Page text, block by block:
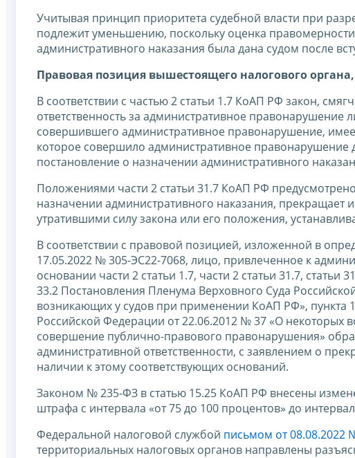
Учитывая принцип приоритета судебной власти при
подлежит уменьшению, поскольку оценка
административного наказания была дана судом после
Правовая позиция вышестоящего налогового
В соответствии с частью 2 статьи 1.7 КоАП РФ закон,
ответственность за административное
совершившего административное правонарушение,
которое совершило административное правонарушение
постановление о назначении административного
Положениями части 2 статьи 31.7 КоАП РФ
назначении административного наказания, прекращает
утратившими силу закона или его положения,
В соответствии с правовой позицией, изложенной в
17.05.2022 № 305-ЭС22-7068, лицо, привлеченное к
основании части 2 статьи 1.7, части 2 статьи 31.7,
33.2 Постановления Пленума Верховного Суда
возникающих у судов при применении КоАП РФ»,
Российской Федерации от 22.06.2012 № 37 «О некоторых
совершение публично-правового правонарушения»
административной ответственности, с заявлением о
наличии к этому соответствующих оснований.
Законом № 235-ФЗ в статью 15.25 КоАП РФ внесены
штрафа с интервала «от 75 до 100 процентов» до
Федеральной налоговой службой письмом от
территориальных налоговых органов направлены